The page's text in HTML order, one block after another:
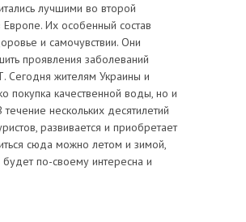
лучшими во второй
Их особенный состав
и самочувствии. Они
проявления заболеваний
Сегодня жителям Украины и
покупка качественной воды, но и
нескольких десятилетий
развивается и приобретает
сюда можно летом и зимой,
по-своему интересна и